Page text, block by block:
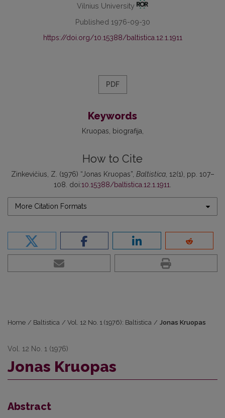
Vilnius University
Published 1976-09-30
https://doi.org/10.15388/baltistica.12.1.1911
PDF
Keywords
Kruopas biografija
How to Cite
Zinkevičius, Z. (1976) “Jonas Kruopas”, Baltistica, 12(1), pp. 107–
108. doi:10.15388/baltistica.12.1.1911
More Citation Formats
Home / Baltistica / Vol. 12 No. 1 (1976): Baltistica / Jonas Kruopas
Vol. 12 No. 1 (1976)
Jonas Kruopas
Abstract